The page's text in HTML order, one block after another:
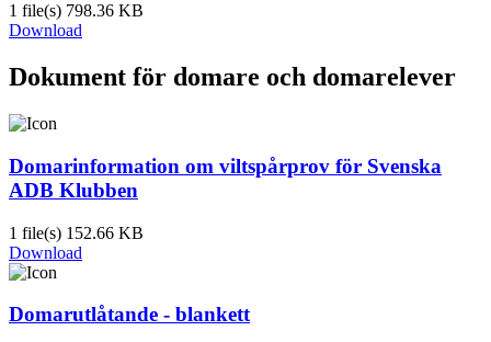
1 file(s) 798.36 KB
Download
Dokument för domare och domarelever
Domarinformation om viltspårprov för Svenska
ADB Klubben
1 file(s) 152.66 KB
Download
Domarutlåtande - blankett